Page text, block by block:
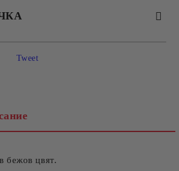
сПолитиката за лични данни
Tweet
бежов цвят.